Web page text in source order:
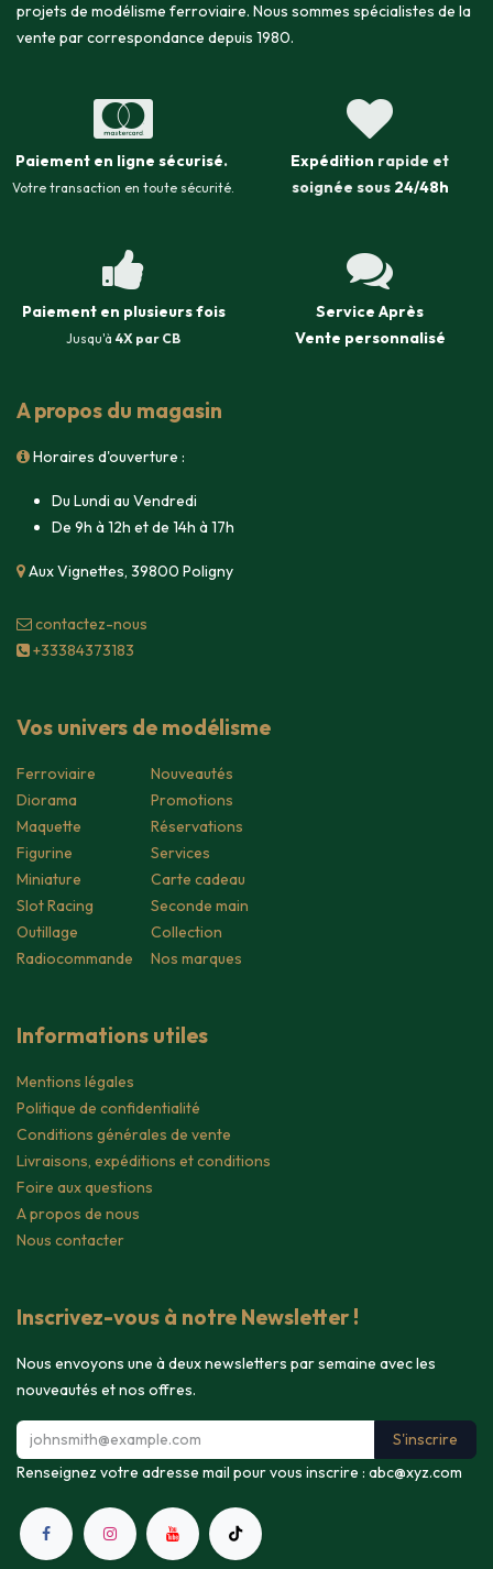
projets de modélisme ferroviaire. Nous sommes spécialistes de la
vente par correspondance depuis 1980.
Paiement en ligne sécurisé.
Votre transaction en toute sécurité.
Expédition rapide et
soignée sous 24/48h
Paiement en plusieurs fois
Jusqu'à 4X par CB
Service Après
Vente personnalisé
A propos du magasin
Horaires d'ouverture :
Du Lundi au Vendredi
De 9h à 12h et de 14h à 17h
Aux Vignettes, 39800 Poligny
contacte​z-nous
+33384373183
Vos univers de modélisme
Ferroviaire
Diorama
Maquette
Figurine
Miniature
Slot Racing
Outillage
Radiocommande
Nouveautés
Promotions
Réservations
Services
Carte cadeau
Seconde main
Collection
Nos marques
Informations utiles
Mentions légales
Politique de confidentialité
Conditions générales de vente
Livraisons, expéditions et conditions
Foire aux questions
A propos de nous
Nous contacter
Inscrivez-vous à notre Newsletter !
Nous envoyons une à deux newsletters par semaine avec les
nouveautés et nos offres.
S'inscrire
Renseignez votre adresse mail pour vous inscrire : abc@xyz.com